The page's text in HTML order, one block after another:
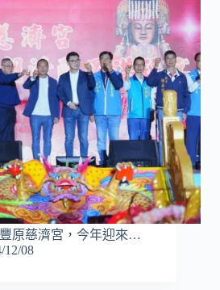
原慈濟宮，今年迎來…
12/08